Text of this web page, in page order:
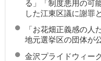
る」「制度悪用の可
した江東区議に謝罪
「お花畑正義感の人
地元選挙区の団体が
金沢プライドウィー